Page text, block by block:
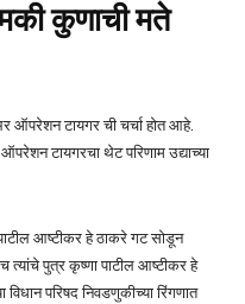
कुणाची मते
ऑपरेशन टायगर ची चर्चा होत आहे.
टायगरचा थेट परिणाम उद्याच्या
आष्टीकर हे ठाकरे गट सोडून
त्यांचे पुत्र कृष्णा पाटील आष्टीकर हे
विधान परिषद निवडणुकीच्या रिंगणात